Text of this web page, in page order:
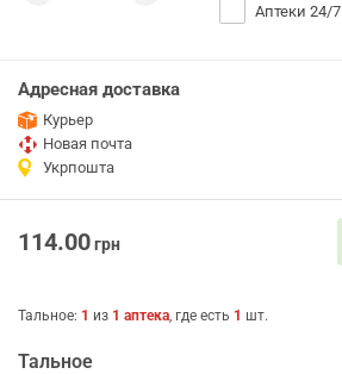
Аптеки 24/7
Адресная доставка
Курьер
Новая почта
Укрпошта
114.00грн
Тальное: 1 из 1 аптека, где есть 1 шт.
Тальное